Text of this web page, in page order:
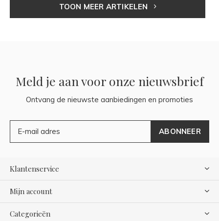
TOON MEER ARTIKELEN
Meld je aan voor onze nieuwsbrief
Ontvang de nieuwste aanbiedingen en promoties
ABONNEER
Klantenservice
Mijn account
Categorieën